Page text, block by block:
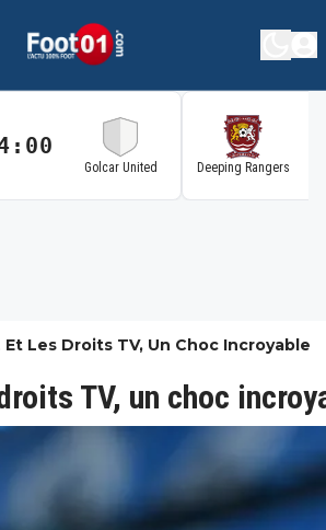
Golcar United Deeping Rangers
Et Les Droits TV, Un Choc Incroyable
TV, un choc